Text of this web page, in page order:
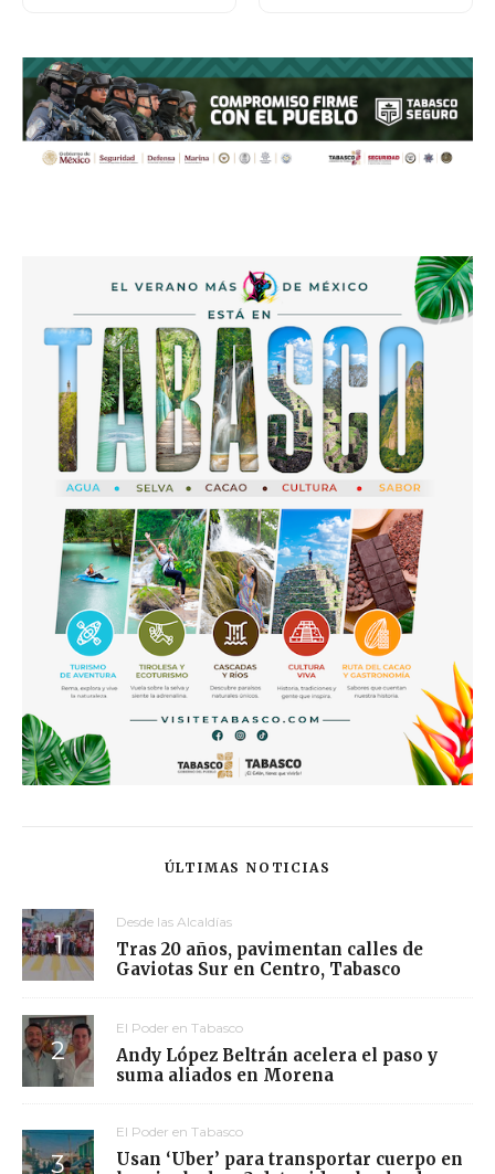
ÚLTIMAS NOTICIAS
Desde las Alcaldías
Tras 20 años, pavimentan calles de
Gaviotas Sur en Centro, Tabasco
El Poder en Tabasco
Andy López Beltrán acelera el paso y
suma aliados en Morena
El Poder en Tabasco
Usan ‘Uber’ para transportar cuerpo en